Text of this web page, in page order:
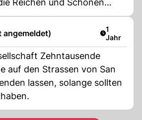
Reichen und Schönen
verlieren. Hehehe.
angemeldet) Artikel
1
Jahr
Zehntausende
auf den Strassen von San
lassen, solange sollten